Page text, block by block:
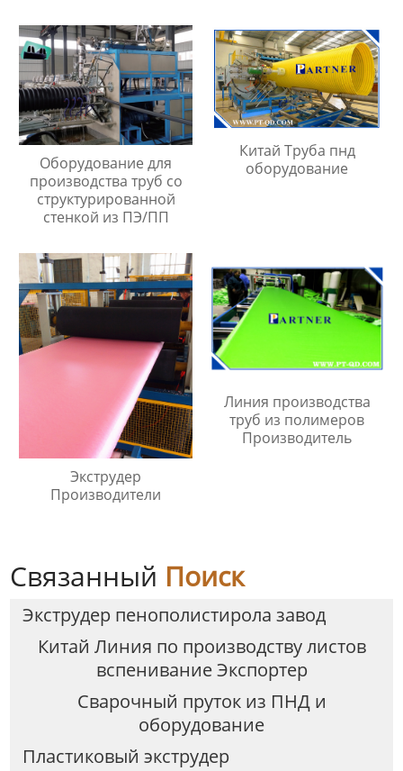
Оборудование для
производства труб со
структурированной
стенкой из ПЭ/ПП
Китай Труба пнд
оборудование
Экструдер
Производители
Линия производства
труб из полимеров
Производитель
Связанный Поиск
Экструдер пенополистирола завод
Китай Линия по производству листов
вспенивание Экспортер
Сварочный пруток из ПНД и
оборудование
Пластиковый экструдер